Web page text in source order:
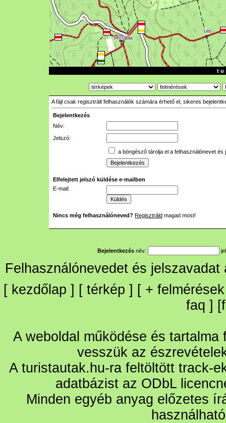
t u
A fájl csak regisztrált felhasználók számára érhető el, sikeres
Bejelentkezés
Név:
Jelszó:
a böngésző tárolja el a felhasználónevet és
Elfelejtett jelszó küldése e-mailben
E-mail:
Nincs még felhasználóneved? Regisztráld magad most!
Bejelentkezés név:
Felhasználónevedet és
[ kezdőlap ] [ térkép ] [ + felmérések
faq ] [
A weboldal működése és
vesszük az
A turistautak.hu-ra feltöltött track-
adatbázist az ODbL
Minden egyéb anyag előzetes